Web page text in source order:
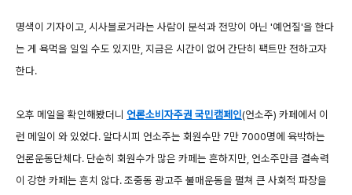
명색이 기자이고, 시사블로거라는 사람이 분석과 전망이 아닌 '예언질'을 한다
는 게 욕먹을 일일 수도 있지만, 지금은 시간이 없어 간단히 팩트만 전하고자
한다.
오후 메일을 확인해봤더니 언론소비자주권 국민캠페인(언소주) 카페에서 이
런 메일이 와 있었다. 알다시피 언소주는 회원수만 7만 7000명에 육박하는
언론운동단체다. 단순히 회원수가 많은 카페는 흔하지만, 언소주만큼 결속력
이 강한 카페는 흔치 않다. 조중동 광고주 불매운동을 펼쳐 큰 사회적 파장을